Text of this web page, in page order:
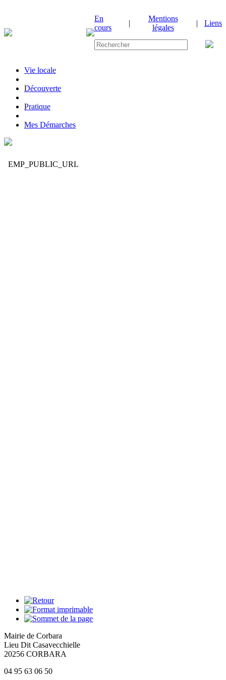
En
cours
|
Mentions
légales
| Liens
Vie locale
|Découverte
|Pratique
|Mes Démarches
Mairie de Corbara
Lieu Dit Casavecchielle
20256 CORBARA
04 95 63 06 50